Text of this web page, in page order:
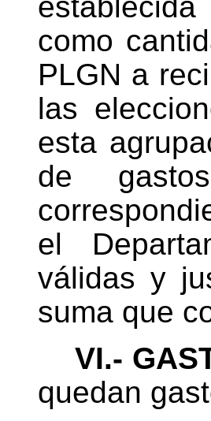
como
PLGN a
las
esta
de
el
válidas y
suma que
VI.-
quedan